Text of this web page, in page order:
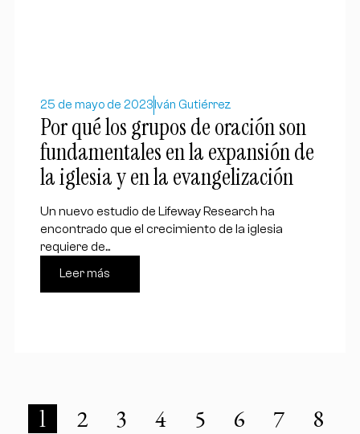
25 de mayo de 2023 Iván Gutiérrez
Por qué los grupos de oración son
fundamentales en la expansión de
la iglesia y en la evangelización
Un nuevo estudio de Lifeway Research ha
encontrado que el crecimiento de la iglesia
requiere de...
Leer más
1 2 3 4 5 6 7 8